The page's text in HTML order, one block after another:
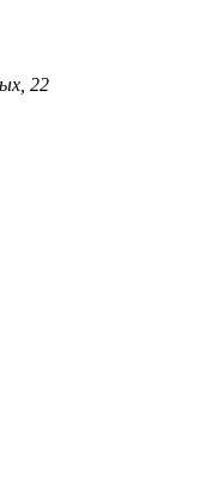
22